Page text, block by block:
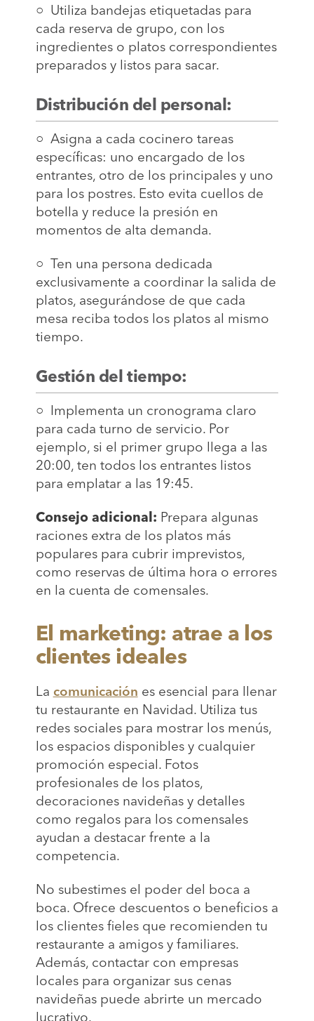
○ Utiliza bandejas etiquetadas para
cada reserva de grupo, con los
ingredientes o platos correspondientes
preparados y listos para sacar.
Distribución del personal:
○ Asigna a cada cocinero tareas
específicas: uno encargado de los
entrantes, otro de los principales y uno
para los postres. Esto evita cuellos de
botella y reduce la presión en
momentos de alta demanda.
○ Ten una persona dedicada
exclusivamente a coordinar la salida de
platos, asegurándose de que cada
mesa reciba todos los platos al mismo
tiempo.
Gestión del tiempo:
○ Implementa un cronograma claro
para cada turno de servicio. Por
ejemplo, si el primer grupo llega a las
20:00, ten todos los entrantes listos
para emplatar a las 19:45.
Consejo adicional: Prepara algunas
raciones extra de los platos más
populares para cubrir imprevistos,
como reservas de última hora o errores
en la cuenta de comensales.
El marketing: atrae a los
clientes ideales
La comunicación es esencial para llenar
tu restaurante en Navidad. Utiliza tus
redes sociales para mostrar los menús,
los espacios disponibles y cualquier
promoción especial. Fotos
profesionales de los platos,
decoraciones navideñas y detalles
como regalos para los comensales
ayudan a destacar frente a la
competencia.
No subestimes el poder del boca a
boca. Ofrece descuentos o beneficios a
los clientes fieles que recomienden tu
restaurante a amigos y familiares.
Además, contactar con empresas
locales para organizar sus cenas
navideñas puede abrirte un mercado
lucrativo.